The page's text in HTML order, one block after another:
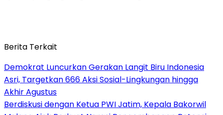
Berita Terkait
Demokrat Luncurkan Gerakan Langit Biru Indonesia
Asri, Targetkan 666 Aksi Sosial-Lingkungan hingga
Akhir Agustus
Berdiskusi dengan Ketua PWI Jatim, Kepala Bakorwil